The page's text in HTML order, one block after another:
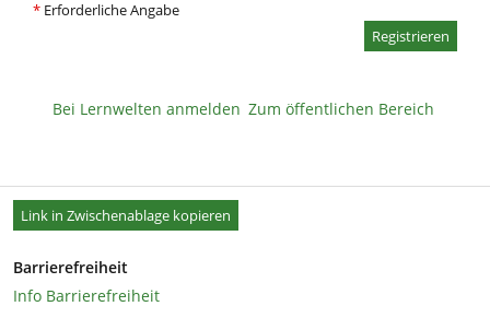
* Erforderliche Angabe
Bei Lernwelten anmelden Zum öffentlichen Bereich
Link in Zwischenablage kopieren
Barrierefreiheit
Info Barrierefreiheit